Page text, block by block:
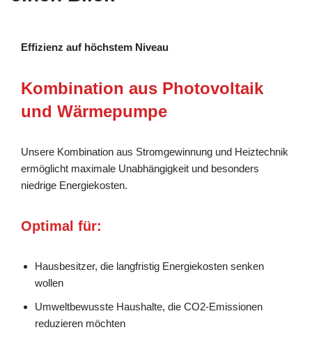
Effizienz auf höchstem Niveau
Kombination aus Photovoltaik
und Wärmepumpe
Unsere Kombination aus Stromgewinnung und Heiztechnik
ermöglicht maximale Unabhängigkeit und besonders
niedrige Energiekosten.
Optimal für:
Hausbesitzer, die langfristig Energiekosten senken
wollen
Umweltbewusste Haushalte, die CO2-Emissionen
reduzieren möchten